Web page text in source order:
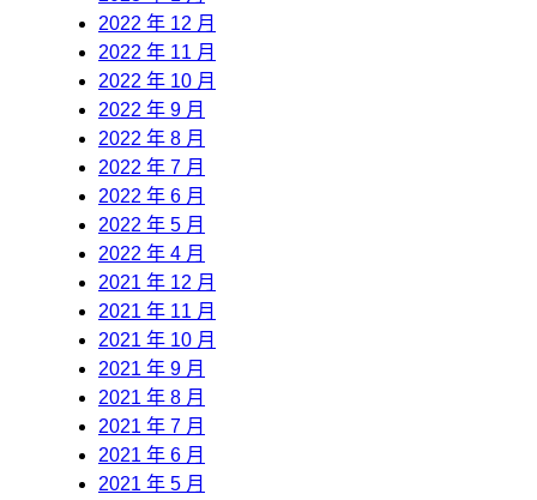
2022 年 12 月
2022 年 11 月
2022 年 10 月
2022 年 9 月
2022 年 8 月
2022 年 7 月
2022 年 6 月
2022 年 5 月
2022 年 4 月
2021 年 12 月
2021 年 11 月
2021 年 10 月
2021 年 9 月
2021 年 8 月
2021 年 7 月
2021 年 6 月
2021 年 5 月